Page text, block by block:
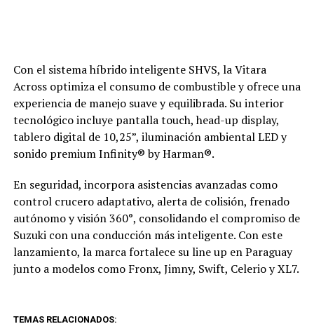
Con el sistema híbrido inteligente SHVS, la Vitara
Across optimiza el consumo de combustible y ofrece una
experiencia de manejo suave y equilibrada. Su interior
tecnológico incluye pantalla touch, head-up display,
tablero digital de 10,25”, iluminación ambiental LED y
sonido premium Infinity® by Harman®.
En seguridad, incorpora asistencias avanzadas como
control crucero adaptativo, alerta de colisión, frenado
autónomo y visión 360°, consolidando el compromiso de
Suzuki con una conducción más inteligente. Con este
lanzamiento, la marca fortalece su line up en Paraguay
junto a modelos como Fronx, Jimny, Swift, Celerio y XL7.
TEMAS RELACIONADOS: